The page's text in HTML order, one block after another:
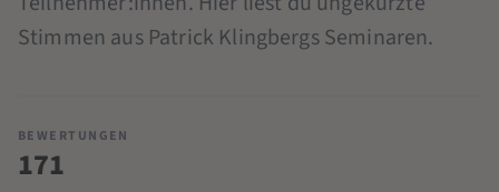
Stimmen aus Patrick Klingbergs Seminaren.
BEWERTUNGEN
171